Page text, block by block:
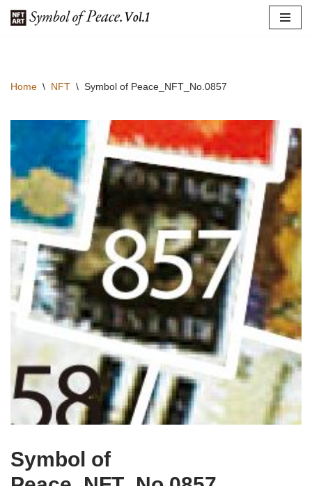
ス
キ
ッ
プ
Home \ NFT \ Symbol of Peace_NFT_No.0857
Symbol of